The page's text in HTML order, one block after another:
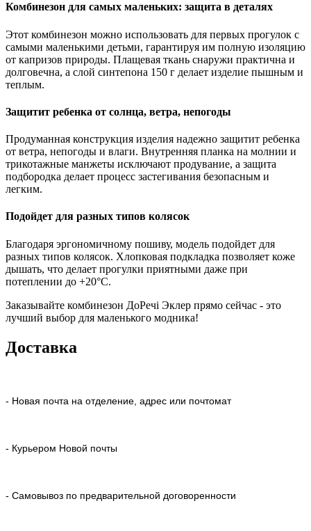
Комбинезон для самых маленьких: защита в деталях
Этот комбинезон можно использовать для первых прогулок с
самыми маленькими детьми, гарантируя им полную изоляцию
от капризов природы. Плащевая ткань снаружи практична и
долговечна, а слой синтепона 150 г делает изделие пышным и
теплым.
Защитит ребенка от солнца, ветра, непогоды
Продуманная конструкция изделия надежно защитит ребенка
от ветра, непогоды и влаги. Внутренняя планка на молнии и
трикотажные манжеты исключают продувание, а защита
подбородка делает процесс застегивания безопасным и
легким.
Подойдет для разных типов колясок
Благодаря эргономичному пошиву, модель подойдет для
разных типов колясок. Хлопковая подкладка позволяет коже
дышать, что делает прогулки приятными даже при
потеплении до +20°С.
Заказывайте комбинезон ДоРечі Эклер прямо сейчас - это
лучший выбор для маленького модника!
Доставка
- Новая почта на отделение, адрес или почтомат
- Курьером Новой почты
- Самовывоз по предварительной договоренности